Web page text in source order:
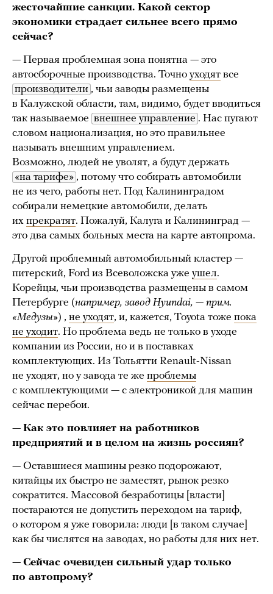
жесточайшие санкции. Какой сектор
экономики страдает сильнее всего прямо
сейчас?
— Первая проблемная зона понятна — это
автосборочные производства. Точно уходят все
производители , чьи заводы размещены
в Калужской области, там, видимо, будет вводиться
так называемое внешнее управление . Нас пугают
словом национализация, но это правильнее
называть внешним управлением.
Возможно, людей не уволят, а будут держать
«на тарифе» , потому что собирать автомобили
не из чего, работы нет. Под Калининградом
собирали немецкие автомобили, делать
их прекратят. Пожалуй, Калуга и Калининград —
это два самых больных места на карте автопрома.
Другой проблемный автомобильный кластер —
питерский, Ford из Всеволожска уже ушел.
Корейцы, чьи производства размещены в самом
Петербурге (например, завод Hyundai, — прим.
«Медузы») , не уходят, и, кажется, Toyota тоже пока
не уходит. Но проблема ведь не только в уходе
компании из России, но и в поставках
комплектующих. Из Тольятти Renault-Nissan
не уходят, но у завода те же проблемы
с комплектующими — с электроникой для машин
сейчас перебои.
— Как это повлияет на работников
предприятий и в целом на жизнь россиян?
— Оставшиеся машины резко подорожают,
китайцы их быстро не заместят, рынок резко
сократится. Массовой безработицы [власти]
постараются не допустить переходом на тариф,
о котором я уже говорила: люди [в таком случае]
как бы числятся на заводах, но работы для них нет.
— Сейчас очевиден сильный удар только
по автопрому?